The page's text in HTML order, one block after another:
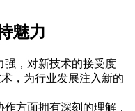
魅力
强，对新技术的接受度
，为行业发展注入新的
作方面拥有深刻的理解，